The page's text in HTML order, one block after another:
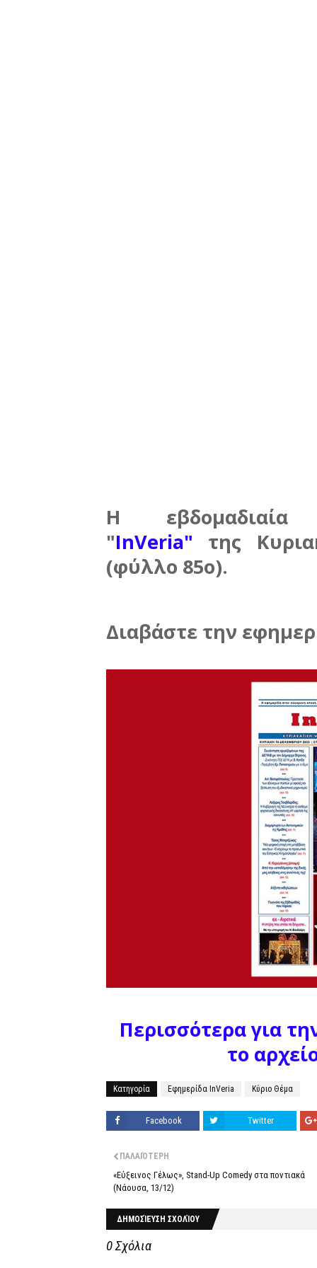
Η εβδομαδιαία
"InVeria" της
(φύλλο 85ο).
Διαβάστε την
Περισσότερα για
το
Κατηγορία Εφημερίδα InVeria Κύριο Θέμα
Facebook Twitter
ΠΑΛΑΙΌΤΕΡΗ
«Εύξεινος Γέλως», Stand-Up Comedy στα ποντιακά
(Νάουσα, 13/12)
ΔΗΜΟΣΊΕΥΣΗ ΣΧΟΛΊΟΥ
0 Σχόλια